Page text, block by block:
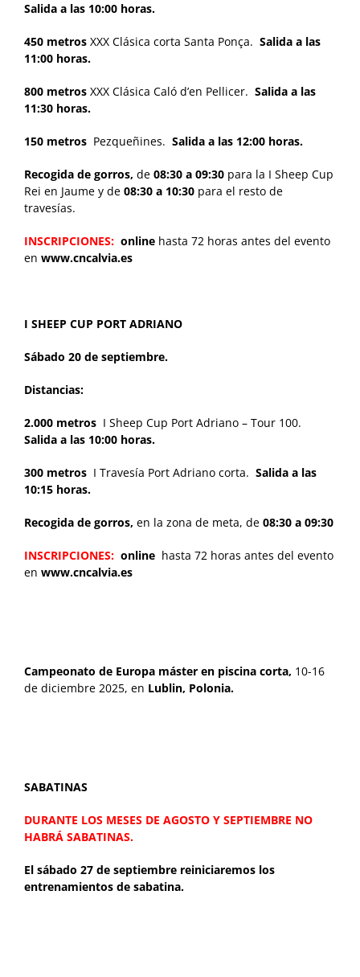
Salida a las 10:00 horas.
450 metros XXX Clásica corta Santa Ponça. Salida a las
11:00 horas.
800 metros XXX Clásica Caló d’en Pellicer. Salida a las
11:30 horas.
150 metros Pezqueñines. Salida a las 12:00 horas.
Recogida de gorros, de 08:30 a 09:30 para la I Sheep Cup
Rei en Jaume y de 08:30 a 10:30 para el resto de
travesías.
INSCRIPCIONES: online hasta 72 horas antes del evento
en www.cncalvia.es
I SHEEP CUP PORT ADRIANO
Sábado 20 de septiembre.
Distancias:
2.000 metros I Sheep Cup Port Adriano – Tour 100.
Salida a las 10:00 horas.
300 metros I Travesía Port Adriano corta. Salida a las
10:15 horas.
Recogida de gorros, en la zona de meta, de 08:30 a 09:30
INSCRIPCIONES: online hasta 72 horas antes del evento
en www.cncalvia.es
Campeonato de Europa máster en piscina corta, 10-16
de diciembre 2025, en Lublin, Polonia.
SABATINAS
DURANTE LOS MESES DE AGOSTO Y SEPTIEMBRE NO
HABRÁ SABATINAS.
El sábado 27 de septiembre reiniciaremos los
entrenamientos de sabatina.